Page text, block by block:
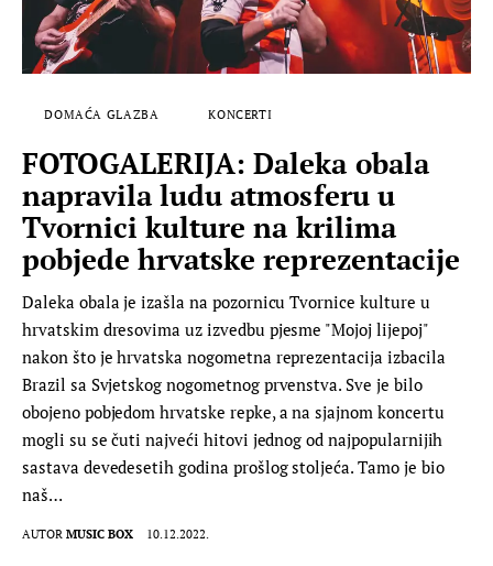
DOMAĆA GLAZBA KONCERTI
FOTOGALERIJA: Daleka obala
napravila ludu atmosferu u
Tvornici kulture na krilima
pobjede hrvatske reprezentacije
Daleka obala je izašla na pozornicu Tvornice kulture u
hrvatskim dresovima uz izvedbu pjesme "Mojoj lijepoj"
nakon što je hrvatska nogometna reprezentacija izbacila
Brazil sa Svjetskog nogometnog prvenstva. Sve je bilo
obojeno pobjedom hrvatske repke, a na sjajnom koncertu
mogli su se čuti najveći hitovi jednog od najpopularnijih
sastava devedesetih godina prošlog stoljeća. Tamo je bio
naš…
AUTOR MUSIC BOX 10.12.2022.